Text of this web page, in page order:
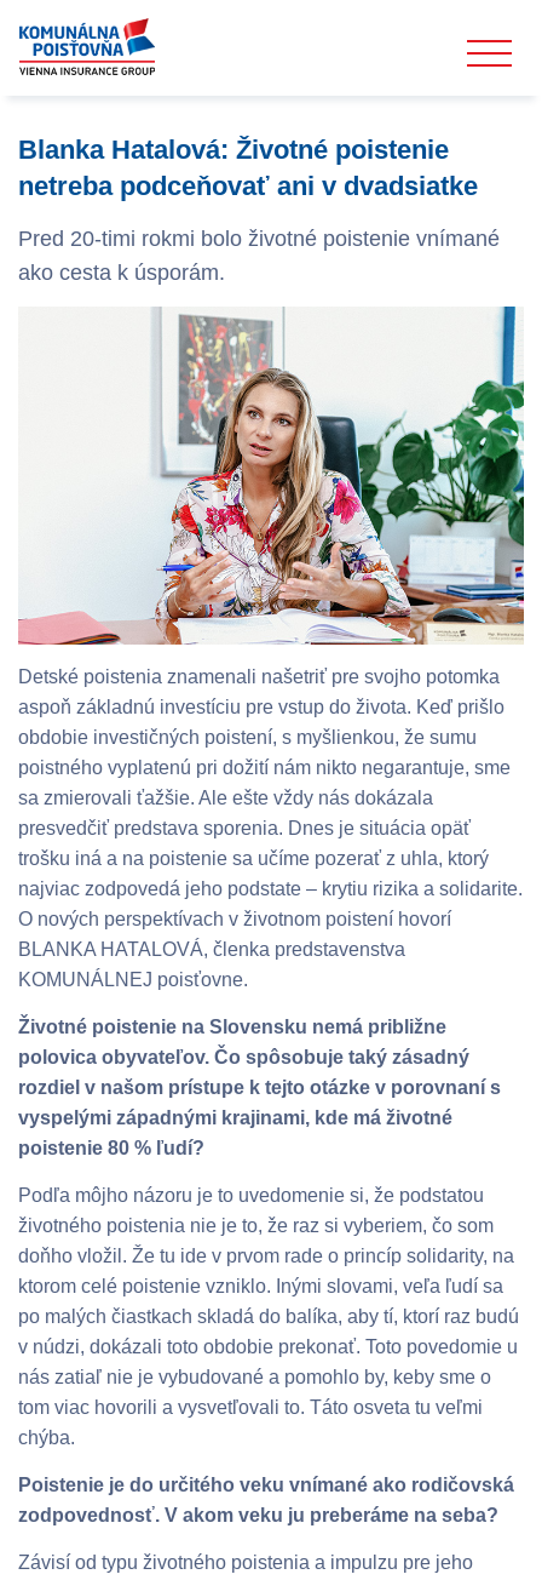
Blanka Hatalová: Životné poistenie
netreba podceňovať ani v dvadsiatke
Pred 20-timi rokmi bolo životné poistenie vnímané
ako cesta k úsporám.
Detské poistenia znamenali našetriť pre svojho potomka
aspoň základnú investíciu pre vstup do života. Keď prišlo
obdobie investičných poistení, s myšlienkou, že sumu
poistného vyplatenú pri dožití nám nikto negarantuje, sme
sa zmierovali ťažšie. Ale ešte vždy nás dokázala
presvedčiť predstava sporenia. Dnes je situácia opäť
trošku iná a na poistenie sa učíme pozerať z uhla, ktorý
najviac zodpovedá jeho podstate – krytiu rizika a solidarite.
O nových perspektívach v životnom poistení hovorí
BLANKA HATALOVÁ, členka predstavenstva
KOMUNÁLNEJ poisťovne.
Životné poistenie na Slovensku nemá približne
polovica obyvateľov. Čo spôsobuje taký zásadný
rozdiel v našom prístupe k tejto otázke v porovnaní s
vyspelými západnými krajinami, kde má životné
poistenie 80 % ľudí?
Podľa môjho názoru je to uvedomenie si, že podstatou
životného poistenia nie je to, že raz si vyberiem, čo som
doňho vložil. Že tu ide v prvom rade o princíp solidarity, na
ktorom celé poistenie vzniklo. Inými slovami, veľa ľudí sa
po malých čiastkach skladá do balíka, aby tí, ktorí raz budú
v núdzi, dokázali toto obdobie prekonať. Toto povedomie u
nás zatiaľ nie je vybudované a pomohlo by, keby sme o
tom viac hovorili a vysvetľovali to. Táto osveta tu veľmi
chýba.
Poistenie je do určitého veku vnímané ako rodičovská
zodpovednosť. V akom veku ju preberáme na seba?
Závisí od typu životného poistenia a impulzu pre jeho